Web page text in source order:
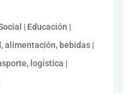
| Educación |
alimentación, bebidas |
logística |